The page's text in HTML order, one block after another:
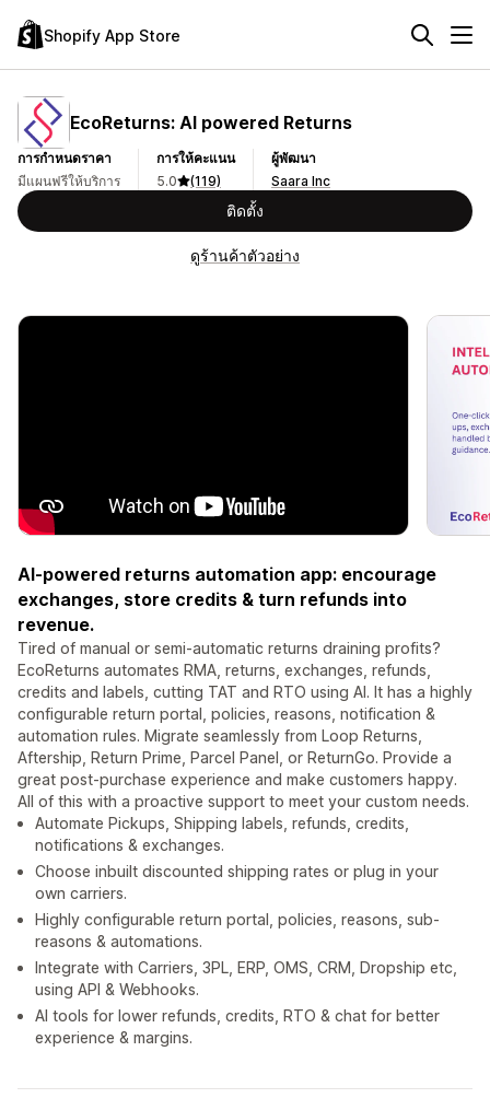
Shopify App Store
EcoReturns: AI powered Returns
การกำหนดราคา
มีแผนฟรีให้บริการ
การให้คะแนน
5.0
(119)
ผู้พัฒนา
Saara Inc
ติดตั้ง
ดูร้านค้าตัวอย่าง
AI-powered returns automation app: encourage
exchanges, store credits & turn refunds into
revenue.
Tired of manual or semi-automatic returns draining profits?
EcoReturns automates RMA, returns, exchanges, refunds,
credits and labels, cutting TAT and RTO using AI. It has a highly
configurable return portal, policies, reasons, notification &
automation rules. Migrate seamlessly from Loop Returns,
Aftership, Return Prime, Parcel Panel, or ReturnGo. Provide a
great post-purchase experience and make customers happy.
All of this with a proactive support to meet your custom needs.
Automate Pickups, Shipping labels, refunds, credits,
notifications & exchanges.
Choose inbuilt discounted shipping rates or plug in your
own carriers.
Highly configurable return portal, policies, reasons, sub-
reasons & automations.
Integrate with Carriers, 3PL, ERP, OMS, CRM, Dropship etc,
using API & Webhooks.
AI tools for lower refunds, credits, RTO & chat for better
experience & margins.